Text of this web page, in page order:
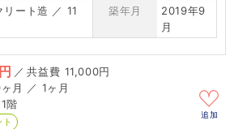
リート造 ／ 11
築年月
2019年9
月
／
11,000円
月 ／ 1ヶ月
1階
追加